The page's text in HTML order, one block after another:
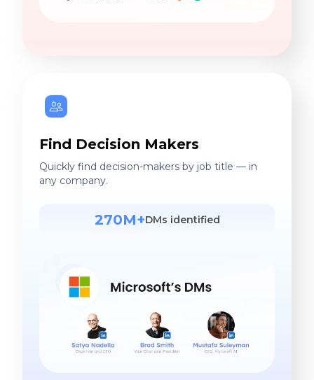
Find Decision Makers
Quickly find decision-makers by job title — in
any company.
270M+DMs identified